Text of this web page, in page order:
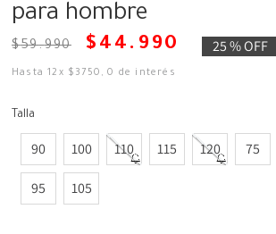
para hombre
$59.990 $ 44 . 990 25 %OFF
Hasta12 x $ 3750 ,0 de interés
Talla
90 100 110 115 120 75
95 105